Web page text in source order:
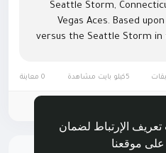
الإرتباط لضمان
موقعنا
Seattle Storm,
Vegas Aces. Based
versus the Seattle Storm in
0 معاينة
لإظهارها